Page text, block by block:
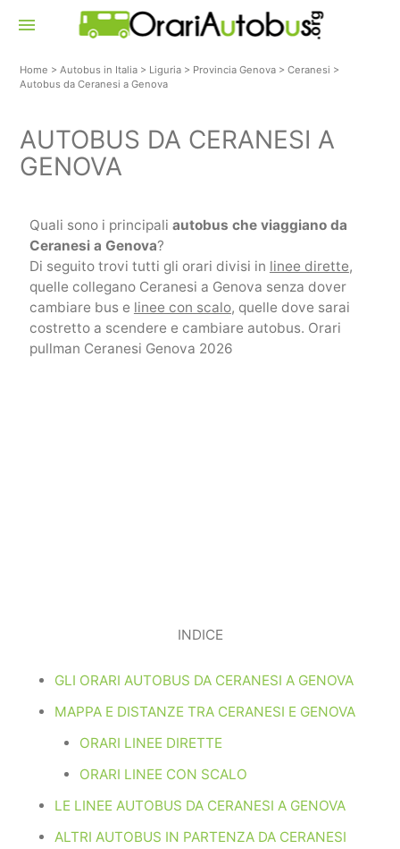
menu
Home >Autobus in Italia > Liguria > Provincia Genova >Ceranesi >
Autobus da Ceranesi a Genova
AUTOBUS DA CERANESI A
GENOVA
Quali sono i principali autobus che viaggiano da
Ceranesi a Genova?
Di seguito trovi tutti gli orari divisi in linee dirette,
quelle collegano Ceranesi a Genova senza dover
cambiare bus e linee con scalo, quelle dove sarai
costretto a scendere e cambiare autobus. Orari
pullman Ceranesi Genova 2026
INDICE
GLI ORARI AUTOBUS DA CERANESI A GENOVA
MAPPA E DISTANZE TRA CERANESI E GENOVA
ORARI LINEE DIRETTE
ORARI LINEE CON SCALO
LE LINEE AUTOBUS DA CERANESI A GENOVA
ALTRI AUTOBUS IN PARTENZA DA CERANESI